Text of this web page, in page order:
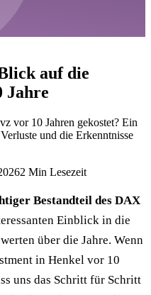
auf die
Jahre
vor 10 Jahren gekostet? Ein
und die Erkenntnisse
2 Min Lesezeit
Bestandteil des DAX
Einblick in die
über die Jahre. Wenn
in Henkel vor 10
uns das Schritt für Schritt